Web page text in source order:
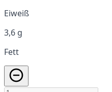
Eiweiß
3,6 g
Fett